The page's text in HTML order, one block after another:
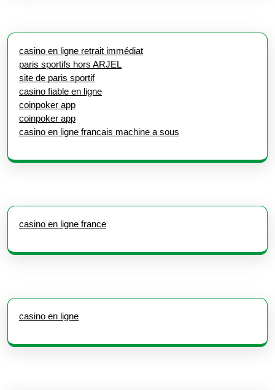
casino en ligne retrait immédiat
paris sportifs hors ARJEL
site de paris sportif
casino fiable en ligne
coinpoker app
coinpoker app
casino en ligne francais machine a sous
casino en ligne france
casino en ligne